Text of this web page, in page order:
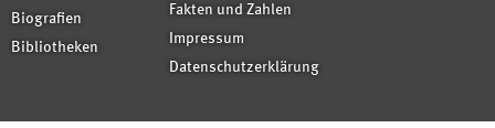
Biografien
Bibliotheken
Fakten und Zahlen
Impressum
Datenschutzerklärung